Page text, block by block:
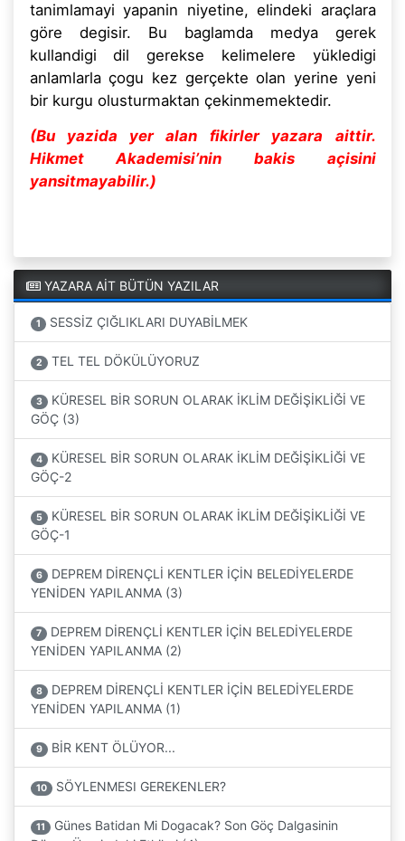
tanimlamayi yapanin niyetine, elindeki araçlara
göre degisir. Bu baglamda medya gerek
kullandigi dil gerekse kelimelere yükledigi
anlamlarla çogu kez gerçekte olan yerine yeni
bir kurgu olusturmaktan çekinmemektedir.
(Bu yazida yer alan fikirler yazara aittir.
Hikmet Akademisi’nin bakis açisini
yansitmayabilir.)
YAZARA AİT BÜTÜN YAZILAR
1 SESSİZ ÇIĞLIKLARI DUYABİLMEK
2 TEL TEL DÖKÜLÜYORUZ
3
KÜRESEL BİR SORUN OLARAK İKLİM DEĞİŞİKLİĞİ VE
GÖÇ (3)
4
KÜRESEL BİR SORUN OLARAK İKLİM DEĞİŞİKLİĞİ VE
GÖÇ-2
5
KÜRESEL BİR SORUN OLARAK İKLİM DEĞİŞİKLİĞİ VE
GÖÇ-1
6
DEPREM DİRENÇLİ KENTLER İÇİN BELEDİYELERDE
YENİDEN YAPILANMA (3)
7
DEPREM DİRENÇLİ KENTLER İÇİN BELEDİYELERDE
YENİDEN YAPILANMA (2)
8
DEPREM DİRENÇLİ KENTLER İÇİN BELEDİYELERDE
YENİDEN YAPILANMA (1)
9 BİR KENT ÖLÜYOR...
10 SÖYLENMESI GEREKENLER?
11
Günes Batidan Mi Dogacak? Son Göç Dalgasinin